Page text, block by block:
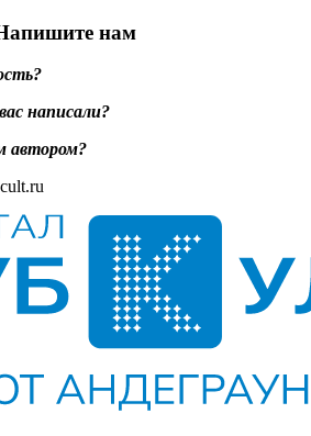
нам
написали?
автором?